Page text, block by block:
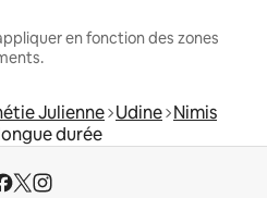
en fonction des zones
Julienne Udine Nimis
durée